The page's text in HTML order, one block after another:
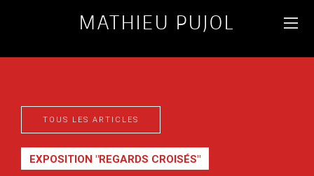
MATHIEU PUJOL
FR
TOUS LES ARTICLES
EXPOSITION "REGARDS CROISÉS"